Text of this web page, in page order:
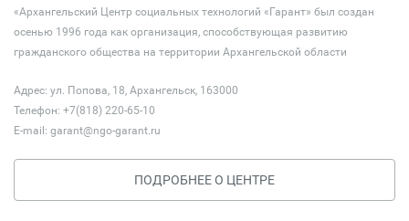
«Архангельский Центр социальных технологий «Гарант» был создан
осенью 1996 года как организация, способствующая развитию
гражданского общества на территории Архангельской области
Адрес: ул. Попова, 18, Архангельск, 163000
Телефон: +7(818) 220-65-10
E-mail: garant@ngo-garant.ru
ПОДРОБНЕЕ О ЦЕНТРЕ